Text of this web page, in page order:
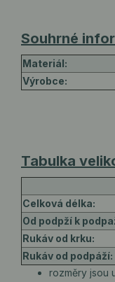
Souhrné
Materiál:
Výrobce:
Tabulka
Celková délka:
Od podpží k
Rukáv od krku:
Rukáv od podpáží:
rozměry jsou